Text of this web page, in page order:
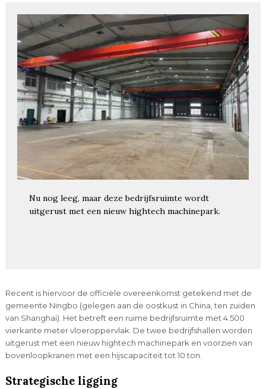
Nu nog leeg, maar deze bedrijfsruimte wordt
uitgerust met een nieuw hightech machinepark.
Recent is hiervoor de officiële overeenkomst getekend met de
gemeente Ningbo (gelegen aan de oostkust in China, ten zuiden
van Shanghai). Het betreft een ruime bedrijfsruimte met 4.500
vierkante meter vloeroppervlak. De twee bedrijfshallen worden
uitgerust met een nieuw hightech machinepark en voorzien van
bovenloopkranen met een hijscapaciteit tot 10 ton.
Strategische ligging